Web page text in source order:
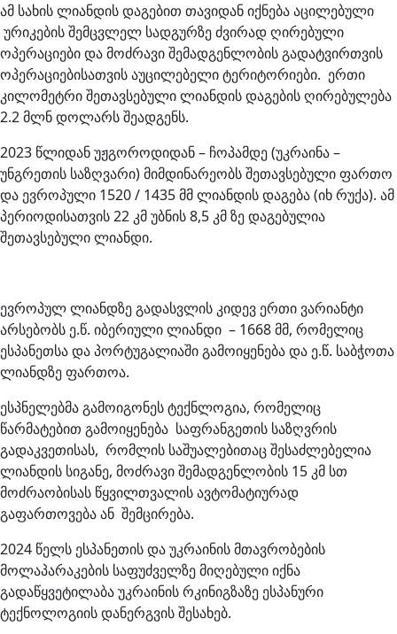
ამ სახის ლიანდის დაგებით თავიდან იქნება აცილებული
ურიკების შემცვლელ სადგურზე ძვირად ღირებული
ოპერაციები და მოძრავი შემადგენლობის გადატვირთვის
ოპერაციებისათვის აუცილებელი ტერიტორიები. ერთი
კილომეტრი შეთავსებული ლიანდის დაგების ღირებულება
2.2 მლნ დოლარს შეადგენს.
2023 წლიდან უჟგოროდიდან – ჩოპამდე (უკრაინა –
უნგრეთის საზღვარი) მიმდინარეობს შეთავსებული ფართო
და ევროპული 1520 / 1435 მმ ლიანდის დაგება (იხ რუქა). ამ
პერიოდისათვის 22 კმ უბნის 8,5 კმ ზე დაგებულია
შეთავსებული ლიანდი.
ევროპულ ლიანდზე გადასვლის კიდევ ერთი ვარიანტი
არსებობს ე.წ. იბერიული ლიანდი – 1668 მმ, რომელიც
ესპანეთსა და პორტუგალიაში გამოიყენება და ე.წ. საბჭოთა
ლიანდზე ფართოა.
ესპნელებმა გამოიგონეს ტექნლოგია, რომელიც
წარმატებით გამოიყენება საფრანგეთის საზღვრის
გადაკვეთისას, რომლის საშუალებითაც შესაძლებელია
ლიანდის სიგანე, მოძრავი შემადგენლობის 15 კმ სთ
მოძრაობისას წყვილთვალის ავტომატიურად
გაფართოვება ან შემცირება.
2024 წელს ესპანეთის და უკრაინის მთავრობების
მოლაპარაკების საფუძველზე მიღებული იქნა
გადაწყვეტილაბა უკრაინის რკინიგზაზე ესპანური
ტექნოლოგიის დანერგვის შესახებ.